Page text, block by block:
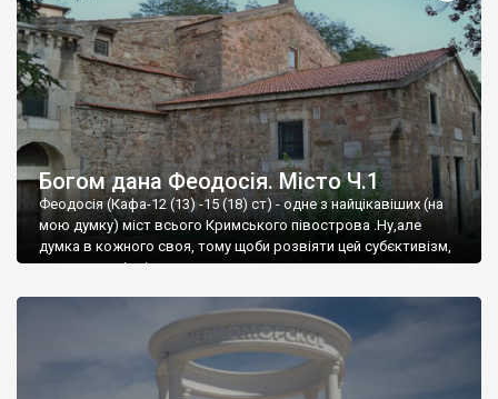
Богом дана Феодосія. Місто Ч.1
Феодосія (Кафа-12 (13) -15 (18) ст) - одне з найцікавіших (на
мою думку) міст всього Кримського півострова .Ну,але
думка в кожного своя, тому щоби розвіяти цей субєктивізм,
запрошую відвідати це